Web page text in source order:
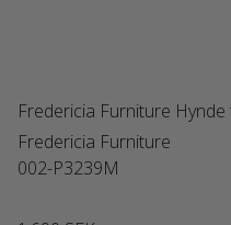
Fredericia Furniture Hynde
Fredericia Furniture
002-P3239M